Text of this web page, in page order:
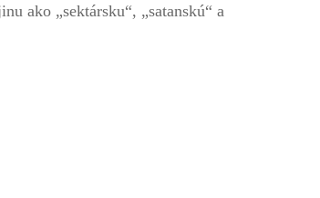
ako „sektársku“, „satanskú“ a